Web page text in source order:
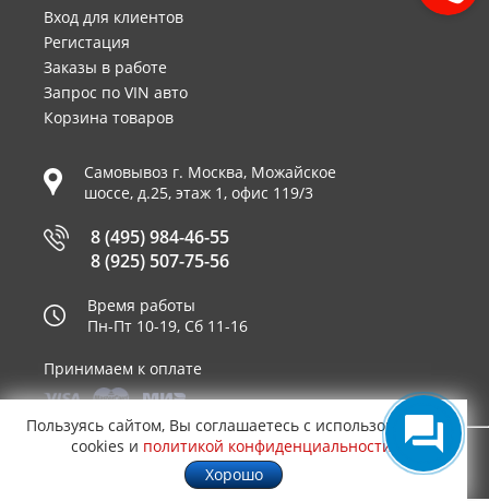
Вход для клиентов
Регистация
Заказы в работе
Запрос по VIN авто
Корзина товаров
Самовывоз г. Москва, Можайское
шоссе, д.25, этаж 1, офис 119/3
8 (495) 984-46-55
8 (925) 507-75-56
Время работы
Пн-Пт 10-19, Сб 11-16
Принимаем к оплате
© 2003—2026AUTO2.RU™ интернет магазин
запчастей для иномарок в Москве
0,4715
Пользуясь сайтом, Вы соглашаетесь с использованием
cookies и политикой конфиденциальности
Хорошо